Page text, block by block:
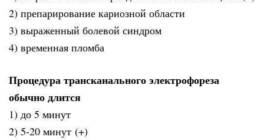
2) препарирование кариозной области
3) выраженный болевой синдром
4) временная пломба
Процедура трансканального электрофореза
обычно длится
1) до 5 минут
2) 5-20 минут (+)